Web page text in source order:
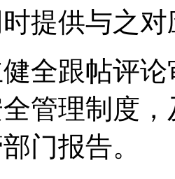
提供与之
健全跟帖评
管理制度
门报告。